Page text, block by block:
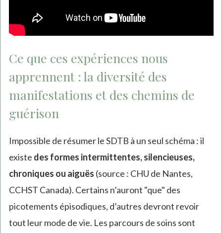
Ce que ces expériences nous
apprennent : la diversité des
manifestations et des chemins de
guérison
Impossible de résumer le SDTB à un seul schéma : il
existe des formes intermittentes, silencieuses,
chroniques ou aiguës (source : CHU de Nantes,
CCHST Canada). Certains n’auront "que" des
picotements épisodiques, d’autres devront revoir
tout leur mode de vie. Les parcours de soins sont